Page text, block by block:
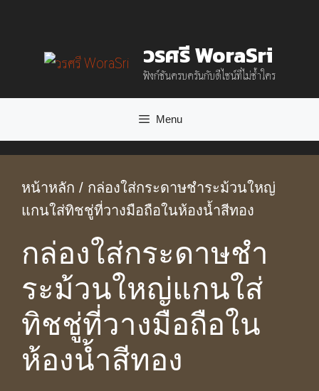
content
วรศรี WoraSri
ฟังก์ชันครบครันกับดีไซน์ที่ไม่ซ้ำใคร
Menu
หน้าหลัก / กล่องใส่กระดาษชําระม้วนใหญ่
แกนใส่ทิชชู่ที่วางมือถือในห้องน้ำสีทอง
กล่องใส่กระดาษชํา
ระม้วนใหญ่แกนใส่
ทิชชู่ที่วางมือถือใน
ห้องน้ำสีทอง